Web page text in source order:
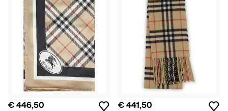
€ 446,50 € 441,50